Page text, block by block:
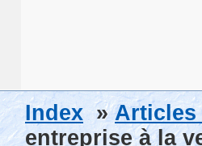
Index »Articles
entreprise à la